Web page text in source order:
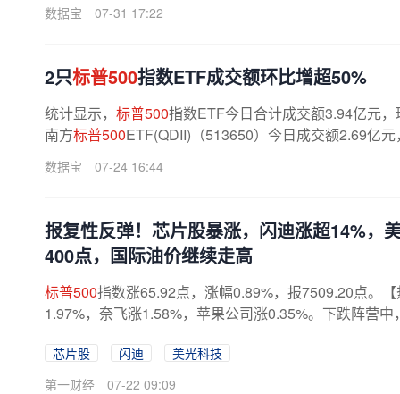
数据宝 07-31 17:22
2只标普500指数ETF成交额环比增超50%
统计显示， 标普500指数ETF今日合计成交额3.94亿元
南方标普500ETF(QDII)（513650）今日成交额2.69亿
数据宝 07-24 16:44
报复性反弹！芯片股暴涨，闪迪涨超14%，
400点，国际油价继续走高
标普500指数涨65.92点，涨幅0.89%，报7509.20点。
1.97%，奈飞涨1.58%，苹果公司涨0.35%。下跌阵营
芯片股 闪迪
美光科技
第一财经
07-22 09:09